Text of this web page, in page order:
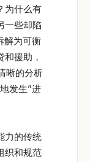
为什么有
一些却陷
解为可衡
援助，
晰的分析
发生”进
力的传统
织和规范